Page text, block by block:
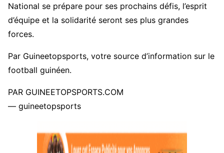
National se prépare pour ses prochains défis, l’esprit
d’équipe et la solidarité seront ses plus grandes
forces.
Par Guineetopsports, votre source d’information sur le
football guinéen.
PAR GUINEETOPSPORTS.COM
— guineetopsports